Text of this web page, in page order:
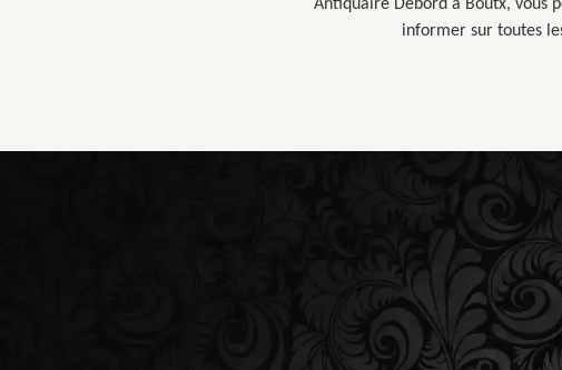
Antiquaire Debord à Boutx, vous
informer sur toutes